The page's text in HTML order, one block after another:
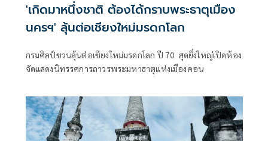
'เกิดมาหนึ่งชาติ ต้องได้กราบพระธาตุเมือง
นครฯ' ลุ้นต่อเชียงใหม่มรดกโลก
กรมศิลป์ชวนลุ้นต่อเชียงใหม่มรดกโลก ปี 70 สุดยิ่งใหญ่เปิดห้อง
จัดแสดงนิทรรศการถาวรพระมหาธาตุแห่งเมืองคอน